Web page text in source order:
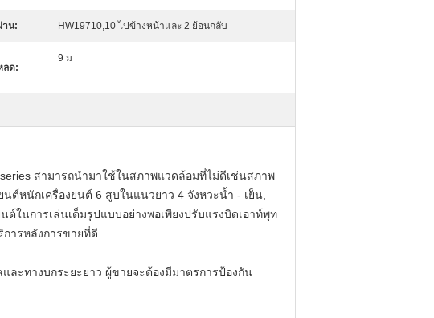
าน: HW19710,10 ไปข้างหน้าและ 2 ย้อนกลับ
ลด:
9 ม
สามารถนำมาใช้ในสภาพแวดล้อมที่ไม่ดีเช่นสภาพ
ต์หนักเครื่องยนต์ 6 สูบในแนวยาว 4 จังหวะน้ำ - เย็น,
ในการเล่นเต็มรูปแบบอย่างพอเพียงปรับแรงบิดเอาท์พุท
ารหลังการขายที่ดี
ละทางบกระยะยาว ผู้ขายจะต้องมีมาตรการป้องกัน